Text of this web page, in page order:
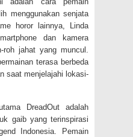
menggunakan senjata
horor lainnya, Linda
dan kamera
jahat yang muncul.
terasa berbeda
saat menjelajahi lokasi-
DreadOut adalah
gaib yang terinspirasi
Indonesia. Pemain